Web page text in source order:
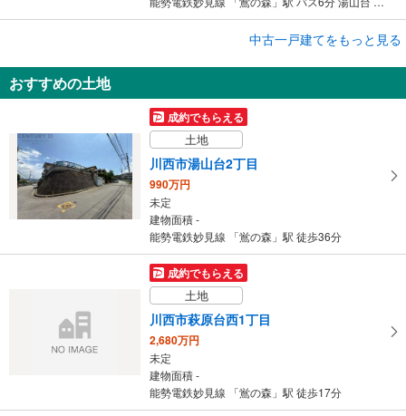
2,280万円
4LDK
建物面積 93.15m
能勢電鉄妙見線 「鴬の森」駅 徒歩5分
中古一戸建てをもっと見る
おすすめの土地
成約でもらえる
土地
川西市湯山台2丁目
990万円
未定
建物面積 -
能勢電鉄妙見線 「鴬の森」駅 徒歩36分
成約でもらえる
土地
川西市萩原台西1丁目
2,680万円
未定
建物面積 -
能勢電鉄妙見線 「鴬の森」駅 徒歩17分